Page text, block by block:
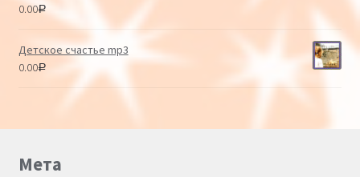
Оценка
0.00Р
Детское счастье mp3
0.00Р
Мета